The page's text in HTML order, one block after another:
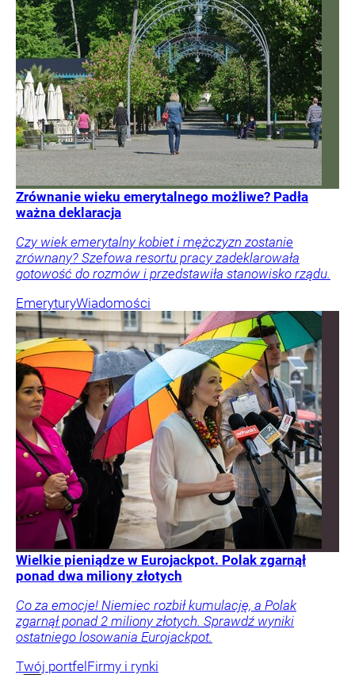
Zrównanie wieku emerytalnego możliwe? Padła
ważna deklaracja
Czy wiek emerytalny kobiet i mężczyzn zostanie
zrównany? Szefowa resortu pracy zadeklarowała
gotowość do rozmów i przedstawiła stanowisko rządu.
EmeryturyWiadomości
Wielkie pieniądze w Eurojackpot. Polak zgarnął
ponad dwa miliony złotych
Co za emocje! Niemiec rozbił kumulację, a Polak
zgarnął ponad 2 miliony złotych. Sprawdź wyniki
ostatniego losowania Eurojackpot.
Twój portfelFirmy i rynki